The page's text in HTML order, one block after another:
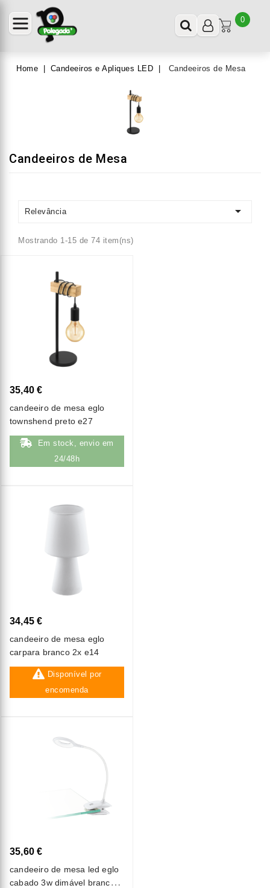
0
Home Candeeiros e Apliques LED Candeeiros de Mesa
Candeeiros de Mesa
Relevância 
Mostrando 1-15 de 74 item(ns)
35,40 €
candeeiro de mesa eglo
townshend preto e27
Em stock, envio em
24/48h
34,45 €
candeeiro de mesa eglo
carpara branco 2x e14
Disponível por
encomenda
35,60 €
candeeiro de mesa led eglo
cabado 3w dimável branco